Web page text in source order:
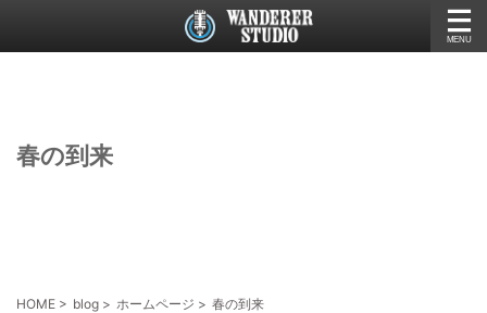
春の到来
HOME > blog > ホームページ > 春の到来